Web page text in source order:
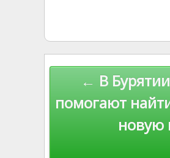
kl
as
s
ni
er u
r
n
al
Навигация
по
← В
помогают
новую